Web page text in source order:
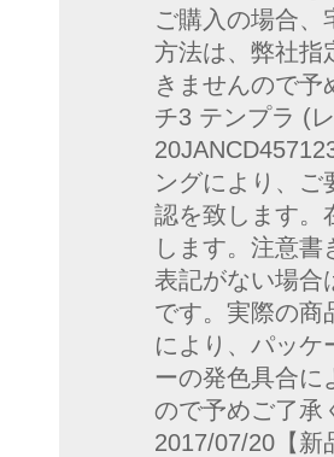
ご購入の場合
方法は、弊社指
きませんので
チ3 テンプラ (
ングにより、ご
認を致します。
します。注意
表記がない場合
です。実際の商
により、パッケ
ーの発色具合に
ので予めご了
2017/07/20【新